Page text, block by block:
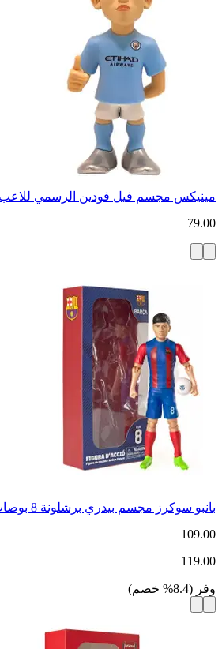
مينيكس مجسم فيل فودين الرسمي
79.00
بانبو سوكرز مجسم بيدري برشلونة 8 بوصات - أحمر وأزرق - 83583
109.00
119.00
وفر (
8.4
% خصم)